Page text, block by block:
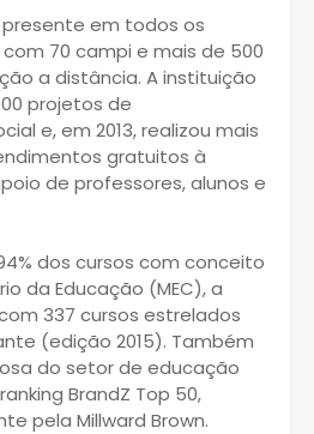
em todos os
70 campi e mais de 500
a distância. A instituição
projetos de
e, em 2013, realizou mais
gratuitos à
de professores, alunos e
dos cursos com conceito
da Educação (MEC), a
337 cursos estrelados
(edição 2015). Também
do setor de educação
BrandZ Top 50,
pela Millward Brown.